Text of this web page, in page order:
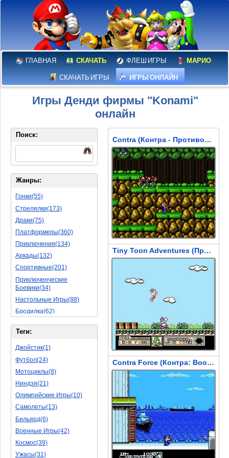
ГЛАВНАЯ СКАЧАТЬ ФЛЕШ ИГРЫ МАРИО
СКАЧАТЬ ИГРЫ ИГРЫ ОНЛАЙН
Игры Денди фирмы "Konami"
онлайн
Contra (Контра - Противостояние)
Tiny Toon Adventures (Приключения Тини туна)
Contra Force (Контра: Вооруженный Отряд)
Поиск:
Жанры:
Гонки(55)
Стрелялки(173)
Драки(75)
Платформеры(360)
Приключения(134)
Аркады(132)
Спортивные(201)
Приключенческие
Боевики(34)
Настольные Игры(88)
Бродилка(62)
Стратегии(77)
Боевые RPG(50)
Симуляторы(31)
Леталки(24)
Симуляторы Жизни(76)
Уникальный(29)
Логические Игры(35)
Азартные(45)
Ролевые Игры(176)
Боевик(10)
Головоломка(11)
Rpg(14)
Теги:
Джойстик(1)
Футбол(24)
Мотоциклы(8)
Ниндзя(21)
Олимпийские Игры(10)
Самолеты(13)
Бильярд(6)
Военные Игры(42)
Космос(39)
Ужасы(31)